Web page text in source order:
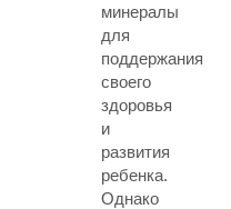
минералы
для
поддержания
своего
здоровья
и
развития
ребенка.
Однако